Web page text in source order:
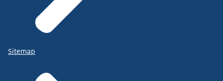
Sitemap